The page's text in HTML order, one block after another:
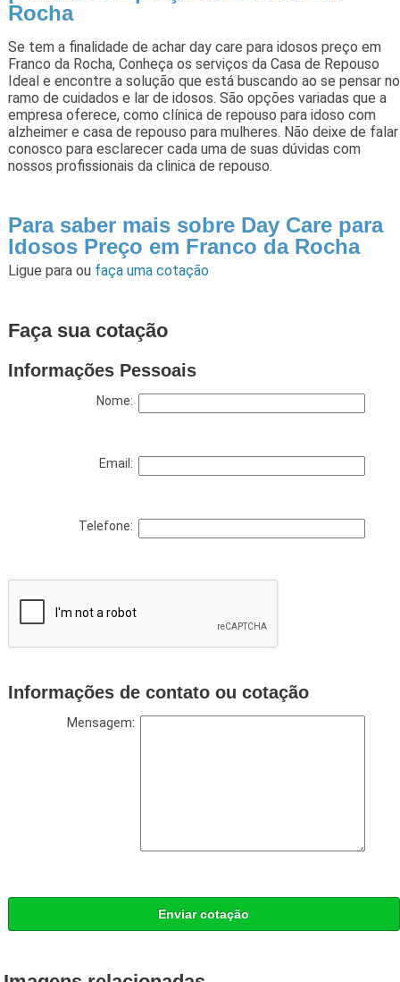
Rocha
Se tem a finalidade de achar day care para idosos preço em
Franco da Rocha, Conheça os serviços da Casa de Repouso
Ideal e encontre a solução que está buscando ao se pensar no
ramo de cuidados e lar de idosos. São opções variadas que a
empresa oferece, como clínica de repouso para idoso com
alzheimer e casa de repouso para mulheres. Não deixe de falar
conosco para esclarecer cada uma de suas dúvidas com
nossos profissionais da clinica de repouso.
Para saber mais sobre Day Care para
Idosos Preço em Franco da Rocha
Ligue para ou faça uma cotação
Faça sua cotação
Informações Pessoais
Nome:
Email:
Telefone:
Informações de contato ou cotação
Mensagem:
Enviar cotação